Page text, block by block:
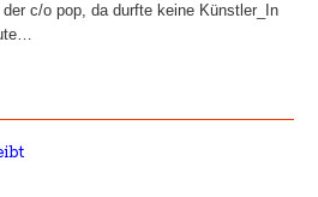
c/o pop, da durfte keine Künstler_In